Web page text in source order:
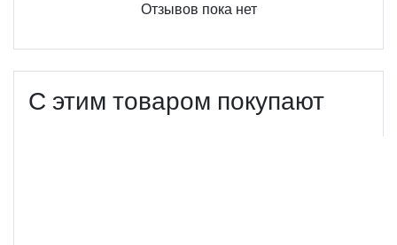
Отзывов пока нет
С этим товаром покупают